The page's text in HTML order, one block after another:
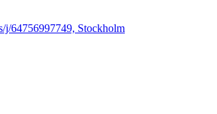
j/64756997749, Stockholm